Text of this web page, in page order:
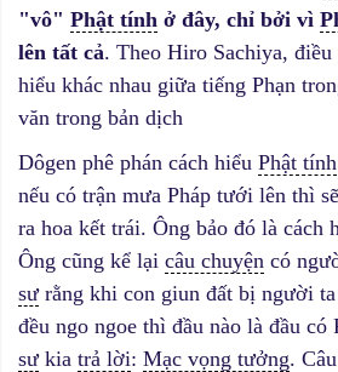
"vô" Phật tính ở đây, chỉ bởi vì
lên tất cả. Theo Hiro Sachiya,
hiểu khác nhau giữa tiếng Phạn
văn trong bản dịch
Dôgen phê phán cách hiểu Phật tính
nếu có trận mưa Pháp tưới lên thì
ra hoa kết trái. Ông bảo đó là cách
Ông cũng kể lại câu chuyện có
sưrằng khi con giun đất bị người
đều ngo ngoe thì đầu nào là đầu có
sưkia trả lời: Mạc vọng tưởng.